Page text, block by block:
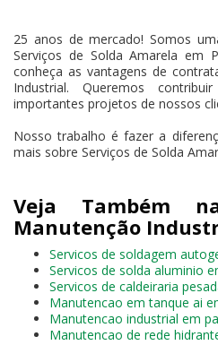
25 anos de mercado! Somos
Serviços de Solda Amarela em
conheça as vantagens de
Industrial. Queremos
importantes projetos de nossos
Nosso trabalho é fazer a
mais sobre Serviços de Solda
Veja Também
Manutenção
Servicos de soldagem
Servicos de solda aluminio
Servicos de caldeiraria
Manutencao em tanque ai
Manutencao industrial em
Manutencao de rede